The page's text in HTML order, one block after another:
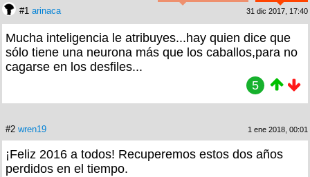
#1 arinaca 31 dic 2017, 17:40
Mucha inteligencia le atribuyes...hay quien dice que
sólo tiene una neurona más que los caballos,para no
cagarse en los desfiles...
5
#2 wren19 1 ene 2018, 00:01
¡Feliz 2016 a todos! Recuperemos estos dos años
perdidos en el tiempo.